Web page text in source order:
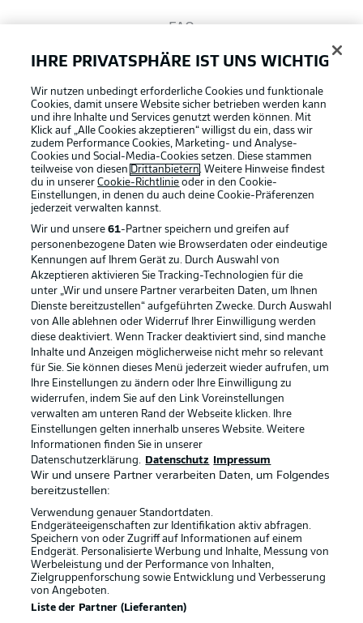
FAQ
Bundesliga App
Fantasy Manager
#BundesligaWIRKT
Common Ground
Mitfahrportal
BUNDESLIGA-GRUPPE
Sprachauswahl
Deutsch Anzeige Modus
Login
Football as it's meant to be
BUNDESLIGA APP
Offizielle Partner
IHRE PRIVATSPHÄRE IST UNS WICHTIG
Wir nutzen unbedingt erforderliche Cookies und funktionale
Cookies, damit unsere Website sicher betrieben werden kann
und ihre Inhalte und Services genutzt werden können. Mit
Klick auf „Alle Cookies akzeptieren“ willigst du ein, dass wir
zudem Performance Cookies, Marketing- und Analyse-
Cookies und Social-Media-Cookies setzen. Diese stammen
teilweise von diesen Drittanbietern. Weitere Hinweise findest
du in unsererCookie-Richtlinie oder in den Cookie-
Einstellungen, in denen du auch deine Cookie-Präferenzen
jederzeit verwalten kannst.
Wir und unsere61-Partner speichern und greifen auf
personenbezogene Daten wie Browserdaten oder eindeutige
Kennungen auf Ihrem Gerät zu. Durch Auswahl von
Akzeptieren aktivieren Sie Tracking-Technologien für die
unter „Wir und unsere Partner verarbeiten Daten, um Ihnen
Dienste bereitzustellen“ aufgeführten Zwecke. Durch Auswahl
von Alle ablehnen oder Widerruf Ihrer Einwilligung werden
diese deaktiviert. Wenn Tracker deaktiviert sind, sind manche
Inhalte und Anzeigen möglicherweise nicht mehr so relevant
für Sie. Sie können dieses Menü jederzeit wieder aufrufen, um
Ihre Einstellungen zu ändern oder Ihre Einwilligung zu
widerrufen, indem Sie auf den Link Voreinstellungen
verwalten am unteren Rand der Webseite klicken. Ihre
Einstellungen gelten innerhalb unseres Website. Weitere
Informationen finden Sie in unserer
Datenschutzerklärung.
Datenschutz Impressum
Wir und unsere Partner verarbeiten Daten, um Folgendes
bereitzustellen:
Verwendung genauer Standortdaten.
Endgeräteeigenschaften zur Identifikation aktiv abfragen.
Speichern von oder Zugriff auf Informationen auf einem
Endgerät. Personalisierte Werbung und Inhalte, Messung von
Werbeleistung und der Performance von Inhalten,
Zielgruppenforschung sowie Entwicklung und Verbesserung
von Angeboten.
Liste der Partner (Lieferanten)